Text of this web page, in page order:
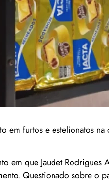
em furtos e estelionatos
em que Jaudet Rodrigues
Questionado sobre o